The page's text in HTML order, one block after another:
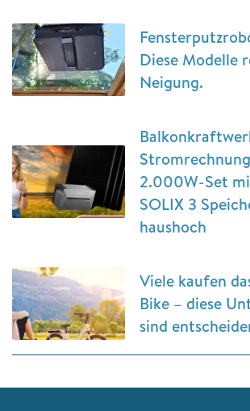
Diese Modelle
Neigung.
2.000W-Set
SOLIX 3
haushoch
Viele kaufen
Bike – diese
sind